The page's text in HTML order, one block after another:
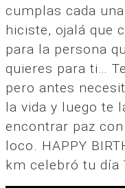
cumplas cada
hiciste, ojalá que
para la persona
quieres para ti…
pero antes
la vida y luego te
encontrar paz
loco. HAPPY
km celebró tu día